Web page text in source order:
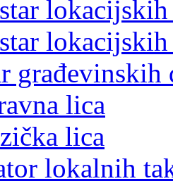
građevinskih
lica
lica
lokalnih